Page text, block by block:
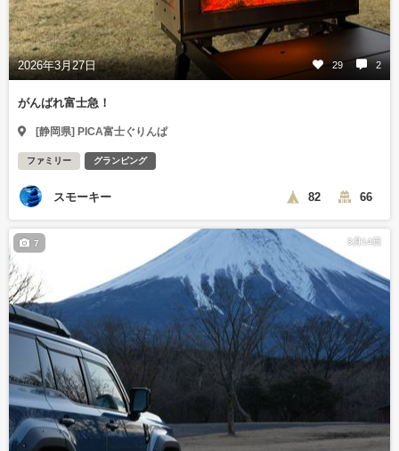
2026年3月27日 29 2
がんばれ富士急！
[静岡県] PICA富士ぐりんぱ
ファミリー グランピング
スモーキー 82 66
3月14日
7